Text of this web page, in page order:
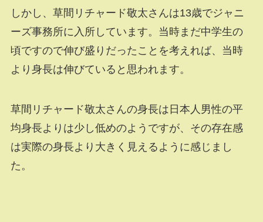
しかし、草間リチャード敬太さんは13歳でジャニ
ーズ事務所に入所しています。当時まだ中学生の
頃ですので伸び盛りだったことを考えれば、当時
より身長は伸びていると思われます。
草間リチャード敬太さんの身長は日本人男性の平
均身長よりは少し低めのようですが、その存在感
は実際の身長より大きく見えるように感じまし
た。